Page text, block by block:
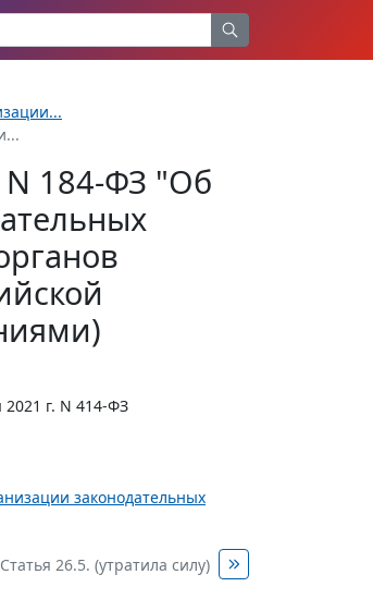
N 184-ФЗ "Об
2021 г. N 414-ФЗ
законодательных
Статья 26.5. (утратила силу)